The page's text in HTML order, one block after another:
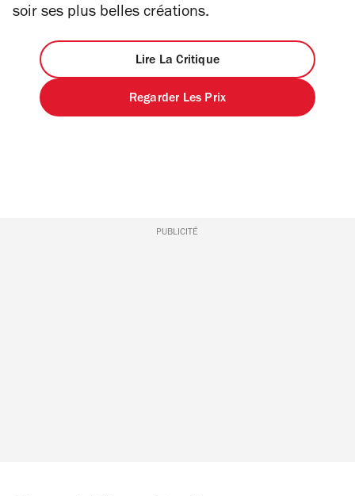
soir ses plus belles créations.
Lire La Critique
Regarder Les Prix
PUBLICITÉ